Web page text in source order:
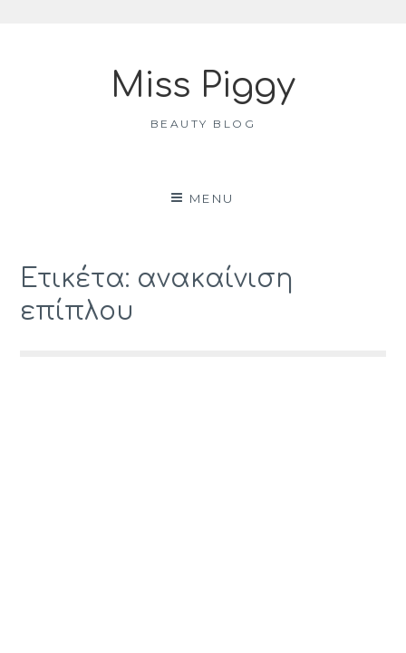
Miss Piggy
BEAUTY BLOG
MENU
Ετικέτα: ανακαίνιση
επίπλου